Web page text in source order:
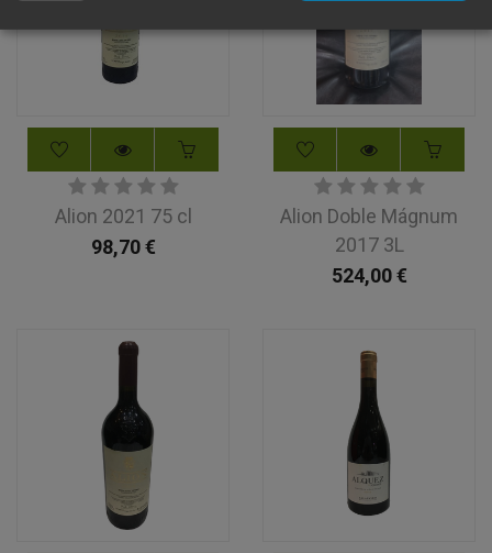
Alion 2021 75 cl
98,70€
Alion Doble Mágnum
2017 3L
524,00€